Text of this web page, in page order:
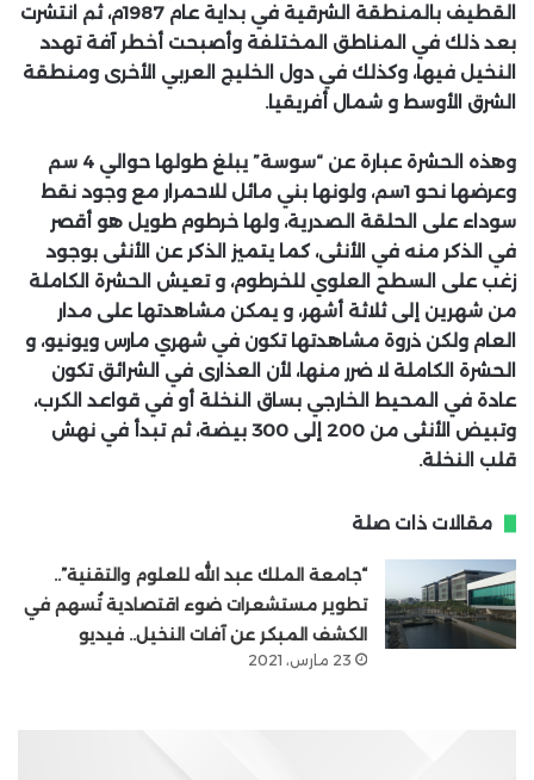
القطيف بالمنطقة الشرقية في بداية عام 1987م، ثم انتشرت
بعد ذلك في المناطق المختلفة وأصبحت أخطر آفة تهدد
النخيل فيها، وكذلك في دول الخليج العربي الأخرى ومنطقة
الشرق الأوسط و شمال أفريقيا.
وهذه الحشرة عبارة عن “سوسة” يبلغ طولها حوالي 4 سم
وعرضها نحو 1سم، ولونها بني مائل للاحمرار مع وجود نقط
سوداء على الحلقة الصدرية، ولها خرطوم طويل هو أقصر
في الذكر منه في الأنثى، كما يتميز الذكر عن الأنثى بوجود
زغب على السطح العلوي للخرطوم، و تعيش الحشرة الكاملة
من شهرين إلى ثلاثة أشهر، و يمكن مشاهدتها على مدار
العام ولكن ذروة مشاهدتها تكون في شهري مارس ويونيو، و
الحشرة الكاملة لا ضرر منها، لأن العذارى في الشرائق تكون
عادة في المحيط الخارجي بساق النخلة أو في قواعد الكرب،
وتبيض الأنثى من 200 إلى 300 بيضة، ثم تبدأ في نهش
قلب النخلة.
مقالات ذات صلة
“جامعة الملك عبد الله للعلوم والتقنية”..
تطوير مستشعرات ضوء اقتصادية تُسهم في
الكشف المبكر عن آفات النخيل.. فيديو
23 مارس، 2021